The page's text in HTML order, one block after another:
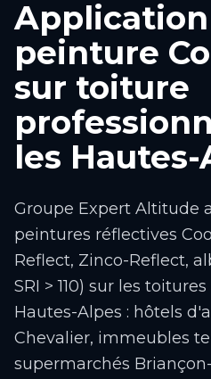
peinture
sur toiture
les Hautes-
Groupe Expert Altitude
peintures réflectives
Reflect, Zinco-Reflect,
SRI > 110) sur les
Hautes-Alpes : hôtels
Chevalier, immeubles
supermarchés